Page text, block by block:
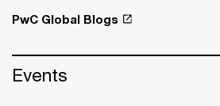
PwC Global Blogs
Events